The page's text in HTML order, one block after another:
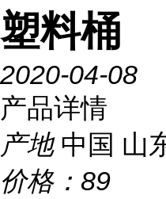
塑料桶
2020-04-08
产品详情
产地 中国 山
价格： 89